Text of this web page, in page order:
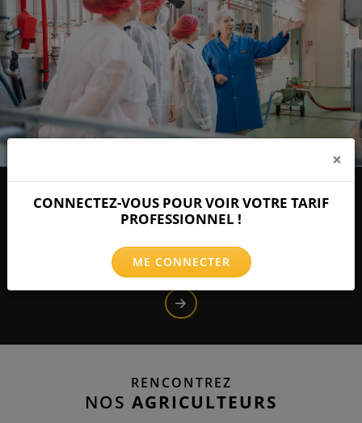
VISITE D'USINE REITZEL
oignons et moutardes MADE IN AIGLE dans l’unique conserverie
du pays.
RENCONTREZ
NOS AGRICULTEURS
×
CONNECTEZ-VOUS POUR VOIR VOTRE TARIF
PROFESSIONNEL !
ME CONNECTER